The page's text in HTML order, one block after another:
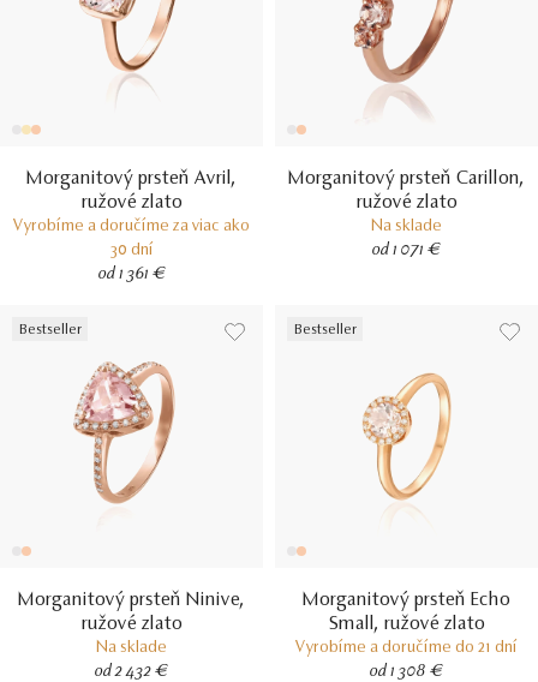
Morganitový prsteň Avril,
ružové zlato
Vyrobíme a doručíme za viac ako
30 dní
od 1 361 €
Morganitový prsteň Carillon,
ružové zlato
Na sklade
od 1 071 €
Bestseller
Morganitový prsteň Ninive,
ružové zlato
Na sklade
od 2 432 €
Bestseller
Morganitový prsteň Echo
Small, ružové zlato
Vyrobíme a doručíme do 21 dní
od 1 308 €